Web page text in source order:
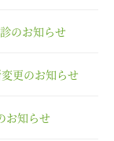
のお知らせ
更のお知らせ
お知らせ